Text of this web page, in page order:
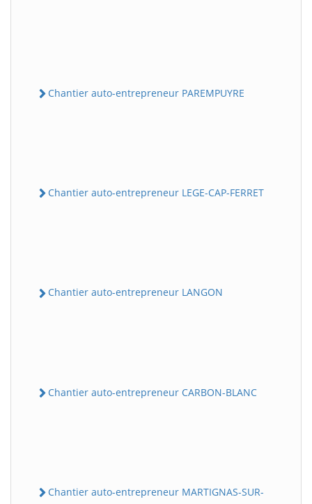
Chantier auto-entrepreneur PAREMPUYRE
Chantier auto-entrepreneur LEGE-CAP-FERRET
Chantier auto-entrepreneur LANGON
Chantier auto-entrepreneur CARBON-BLANC
Chantier auto-entrepreneur MARTIGNAS-SUR-